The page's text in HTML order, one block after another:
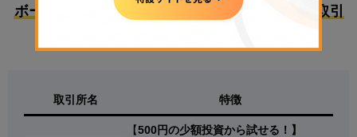
ボーナスで始めるのにおすすめな国内暗号資産取引
取引所名 特徴
【500円の少額投資から試せる！】